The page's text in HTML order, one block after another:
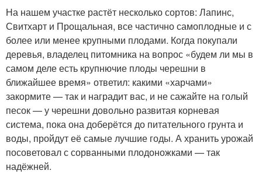
На нашем участке растёт несколько сортов: Лапинс,
Свитхарт и Прощальная, все частично самоплодные и с
более или менее крупными плодами. Когда покупали
деревья, владелец питомника на вопрос «будем ли мы в
самом деле есть крупнючие плоды черешни в
ближайшее время» ответил: какими «харчами»
закормите — так и наградит вас, и не сажайте на голый
песок — у черешни довольно развитая корневая
система, пока она доберётся до питательного грунта и
воды, пройдут её самые лучшие годы. А хранить урожай
посоветовал с сорванными плодоножками — так
надёжней.